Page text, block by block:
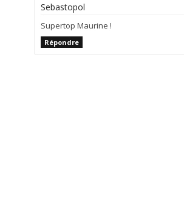
Sebastopol
Supertop Maurine !
Répondre